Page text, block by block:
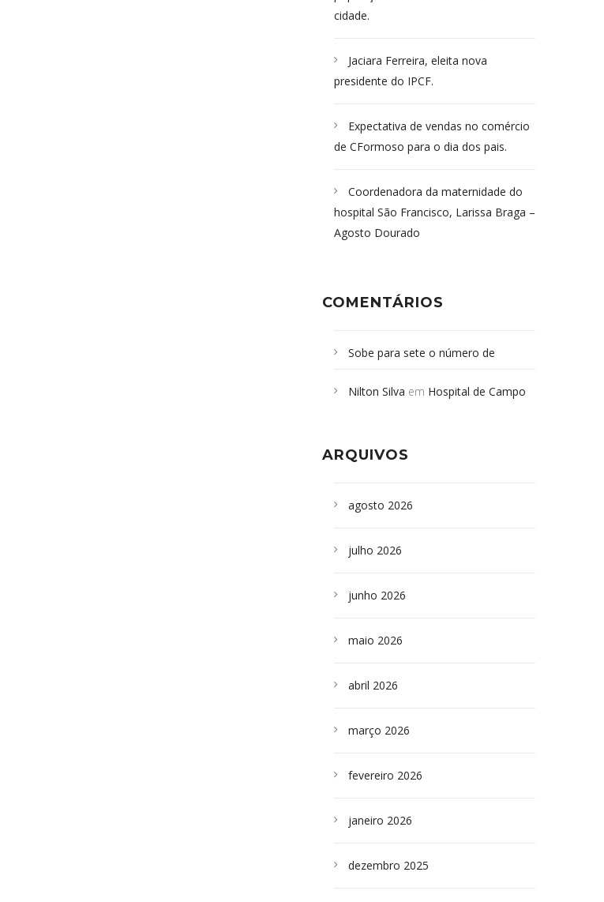
cidade.
Jaciara Ferreira, eleita nova
presidente do IPCF.
Expectativa de vendas no comércio
de CFormoso para o dia dos pais.
Coordenadora da maternidade do
hospital São Francisco, Larissa Braga –
Agosto Dourado
COMENTÁRIOS
Sobe para sete o número de
desabamento em São Paulo - Revista
sepultados em SP
Nilton Silva em Hospital de Campo
ARQUIVOS
agosto 2026
julho 2026
junho 2026
maio 2026
abril 2026
março 2026
fevereiro 2026
janeiro 2026
dezembro 2025